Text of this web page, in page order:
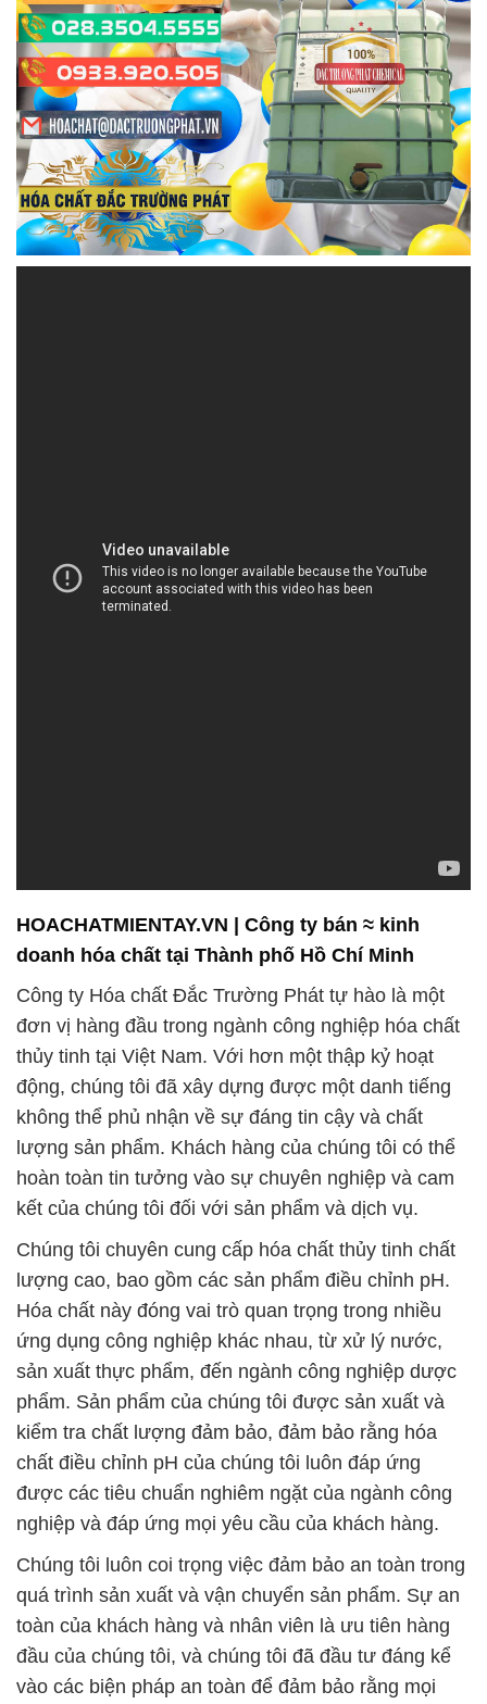
HOACHATMIENTAY.VN | Công ty bán ≈ kinh
doanh hóa chất tại Thành phố Hồ Chí Minh
Công ty Hóa chất Đắc Trường Phát tự hào là một
đơn vị hàng đầu trong ngành công nghiệp hóa chất
thủy tinh tại Việt Nam. Với hơn một thập kỷ hoạt
động, chúng tôi đã xây dựng được một danh tiếng
không thể phủ nhận về sự đáng tin cậy và chất
lượng sản phẩm. Khách hàng của chúng tôi có thể
hoàn toàn tin tưởng vào sự chuyên nghiệp và cam
kết của chúng tôi đối với sản phẩm và dịch vụ.
Chúng tôi chuyên cung cấp hóa chất thủy tinh chất
lượng cao, bao gồm các sản phẩm điều chỉnh pH.
Hóa chất này đóng vai trò quan trọng trong nhiều
ứng dụng công nghiệp khác nhau, từ xử lý nước,
sản xuất thực phẩm, đến ngành công nghiệp dược
phẩm. Sản phẩm của chúng tôi được sản xuất và
kiểm tra chất lượng đảm bảo, đảm bảo rằng hóa
chất điều chỉnh pH của chúng tôi luôn đáp ứng
được các tiêu chuẩn nghiêm ngặt của ngành công
nghiệp và đáp ứng mọi yêu cầu của khách hàng.
Chúng tôi luôn coi trọng việc đảm bảo an toàn trong
quá trình sản xuất và vận chuyển sản phẩm. Sự an
toàn của khách hàng và nhân viên là ưu tiên hàng
đầu của chúng tôi, và chúng tôi đã đầu tư đáng kể
vào các biện pháp an toàn để đảm bảo rằng mọi